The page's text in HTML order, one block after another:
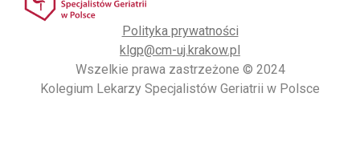
Polityka prywatności
klgp@cm-uj.krakow.pl
Wszelkie prawa zastrzeżone © 2024
Kolegium Lekarzy Specjalistów Geriatrii w Polsce